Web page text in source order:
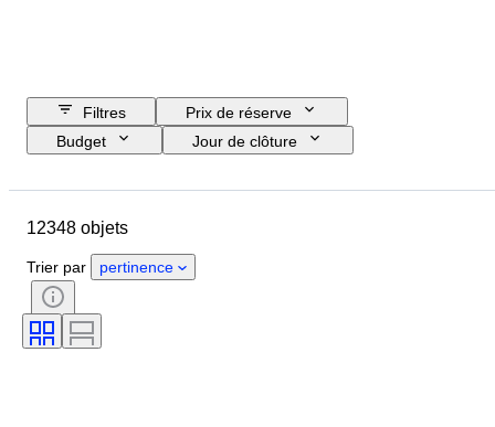
Filtres
Prix de réserve
Budget
Jour de clôture
Longueur du bracelet de montre
Pays d’origine
Genre
État
Certificat
Langue
12348 objets
Trier par pertinence